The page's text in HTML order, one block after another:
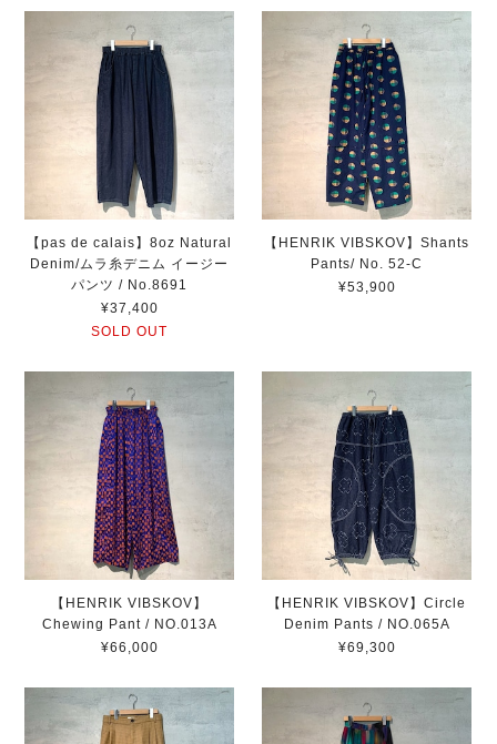
【pas de calais】8oz Natural
Denim/ムラ糸デニム イージー
パンツ / No.8691
¥37,400
SOLD OUT
【HENRIK VIBSKOV】Shants
Pants/ No. 52-C
¥53,900
【HENRIK VIBSKOV】
Chewing Pant / NO.013A
¥66,000
【HENRIK VIBSKOV】Circle
Denim Pants / NO.065A
¥69,300